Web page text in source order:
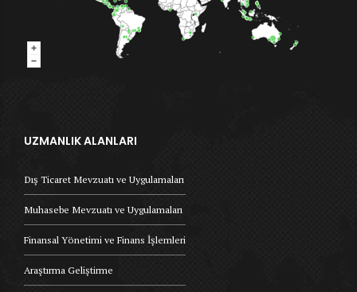
UZMANLIK ALANLARI
Dış Ticaret Mevzuatı ve Uygulamaları
Muhasebe Mevzuatı ve Uygulamaları
Finansal Yönetimi ve Finans İşlemleri
Araştırma Geliştirme